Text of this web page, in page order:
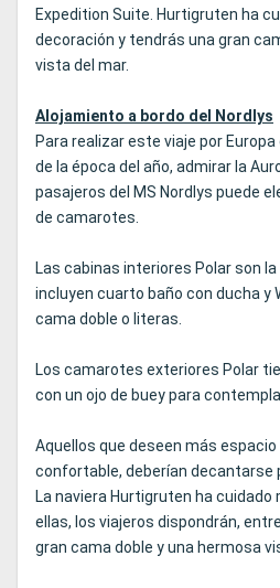
Expedition Suite. Hurtigruten ha
decoración y tendrás una gran
vista del mar.
Alojamiento a bordo del Nordlys
Para realizar este viaje por
de la época del año, admirar la
pasajeros del MS Nordlys puede
de camarotes.
Las cabinas interiores Polar son
incluyen cuarto baño con ducha y
cama doble o literas.
Los camarotes exteriores Polar
con un ojo de buey para
Aquellos que deseen más
confortable, deberían decantarse
La naviera Hurtigruten ha cuidado
ellas, los viajeros dispondrán,
gran cama doble y una hermosa